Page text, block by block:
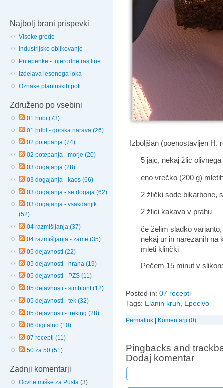
Najbolj brani prispevki
Visoke grede
Industrijsko oblikovanje
Pritepenke - tujerodne rastline
Izdelava lesenega loka
Oznake planinskih poti
Združeno po vsebini
01 hribi (73)
01 hribi - gorska narava (26)
02 potepanja (74)
02 potepanja - morje (20)
03 dogajanja (28)
03 dogajanja - kaos (66)
03 dogajanja - se dogaja (62)
03 dogajanja - vsakdanjik
(52)
04 razmišljanja (37)
04 razmišljanja - zame (35)
05 dejavnosti (22)
05 dejavnosti - hrana (19)
05 dejavnosti - PZS (11)
05 dejavnosti - simbiont (12)
05 dejavnosti - tek (32)
05 dejavnosti - treking (28)
06 digitalno (10)
07 recepti (11)
50 za 50 (51)
Zadnji komentarji
Ocvrte miške za Pusta (3)
Izboljšan (poenostavljen H.
5 jajc, nekaj žlic olivnega
eno vrečko (200 g)
2 žlički sode bikarbone,
2 žlici kakava v prahu
če želim sladko
nekaj ur in narezanih
mleti klinčki
Pečem 15 minut v
Posted in: 07 recepti
Tags: Elanin kruh Epecivo
Permalink Komentarji (0)
Pingbacks and
Dodaj komentar